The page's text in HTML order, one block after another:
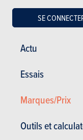
Actu
Essais
Marques/Prix
Outils et
SE